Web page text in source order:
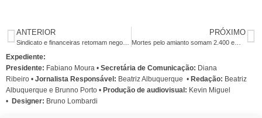
ANTERIOR PRÓXIMO
Mortes pelo amianto somam 2.400 em dez anos e tendem a crescer
Expediente:
Presidente: Fabiano Moura • Secretária de Comunicação: Diana
Ribeiro • Jornalista Responsável: Beatriz Albuquerque • Redação: Beatriz
Albuquerque e Brunno Porto • Produção de audiovisual: Kevin Miguel
• Designer: Bruno Lombardi